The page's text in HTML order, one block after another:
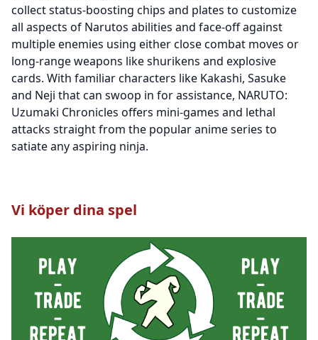
collect status-boosting chips and plates to customize
all aspects of Narutos abilities and face-off against
multiple enemies using either close combat moves or
long-range weapons like shurikens and explosive
cards. With familiar characters like Kakashi, Sasuke
and Neji that can swoop in for assistance, NARUTO:
Uzumaki Chronicles offers mini-games and lethal
attacks straight from the popular anime series to
satiate any aspiring ninja.
Vi köper dina spel